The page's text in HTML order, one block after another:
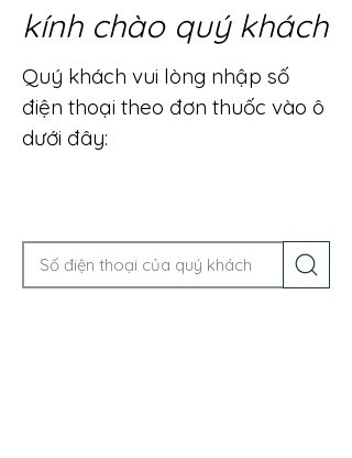
kính chào quý khách
Quý khách vui lòng nhập số
điện thoại theo đơn thuốc vào ô
dưới đây: